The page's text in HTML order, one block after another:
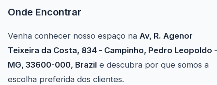
Onde Encontrar
Venha conhecer nosso espaço na Av, R. Agenor
Teixeira da Costa, 834 - Campinho, Pedro Leopoldo -
MG, 33600-000, Brazil e descubra por que somos a
escolha preferida dos clientes.